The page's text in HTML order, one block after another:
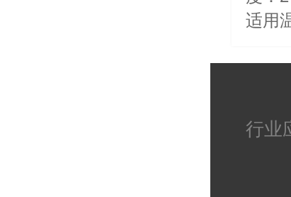
适用
点：
烯材
行业